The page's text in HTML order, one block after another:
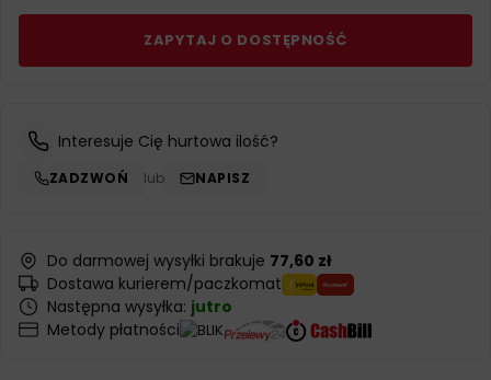
ZAPYTAJ O DOSTĘPNOŚĆ
Interesuje Cię hurtowa ilość?
ZADZWOŃ lub NAPISZ
Do darmowej wysyłki brakuje 77,60 zł
Dostawa kurierem/paczkomat
Następna wysyłka: jutro
Metody płatności